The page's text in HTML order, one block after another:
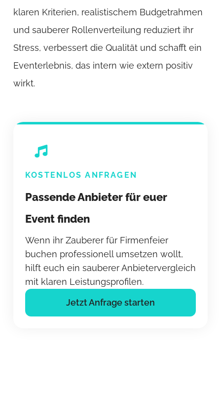
klaren Kriterien, realistischem Budgetrahmen
und sauberer Rollenverteilung reduziert ihr
Stress, verbessert die Qualität und schafft ein
Eventerlebnis, das intern wie extern positiv
wirkt.
KOSTENLOS ANFRAGEN
Passende Anbieter für euer
Event finden
Wenn ihr Zauberer für Firmenfeier
buchen professionell umsetzen wollt,
hilft euch ein sauberer Anbietervergleich
mit klaren Leistungsprofilen.
Jetzt Anfrage starten